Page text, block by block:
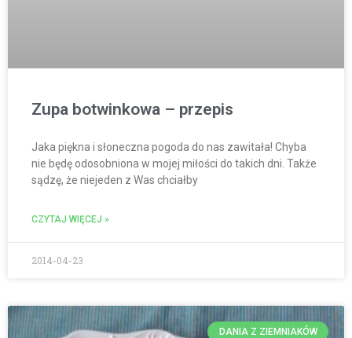
Zupa botwinkowa – przepis
Jaka piękna i słoneczna pogoda do nas zawitała! Chyba
nie będę odosobniona w mojej miłości do takich dni. Także
sądzę, że niejeden z Was chciałby
CZYTAJ WIĘCEJ »
2014-04-23
DANIA Z ZIEMNIAKÓW